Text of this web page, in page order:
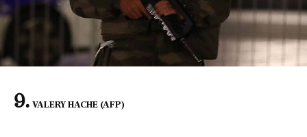
VALERY HACHE (AFP)